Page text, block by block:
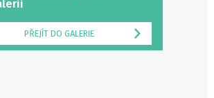
PŘEJÍT DO GALERIE